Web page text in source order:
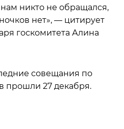
никто не обращался,
нет», — цитирует
госкомитета Алина
совещания по
прошли 27 декабря.